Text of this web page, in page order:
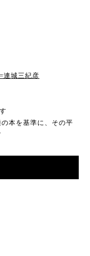
連城三紀彦
本を基準に、その平